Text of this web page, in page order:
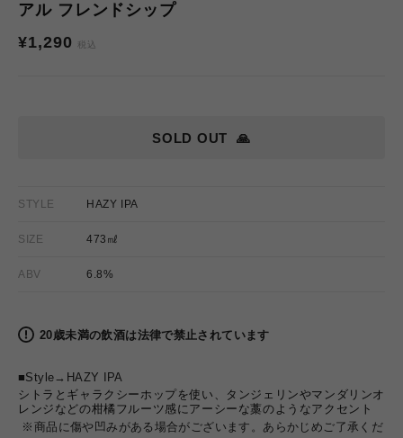
アル フレンドシップ
通
¥1,290 税込
🙏
SOLD OUT
STYLE HAZY IPA
SIZE 473㎖
ABV 6.8%
20歳未満の飲酒は法律で禁止されています
■Style→HAZY IPA
シトラとギャラクシーホップを使い、タンジェリンやマンダリンオ
レンジなどの柑橘フルーツ感にアーシーな藁のようなアクセント
※商品に傷や凹みがある場合がございます。あらかじめご了承くだ